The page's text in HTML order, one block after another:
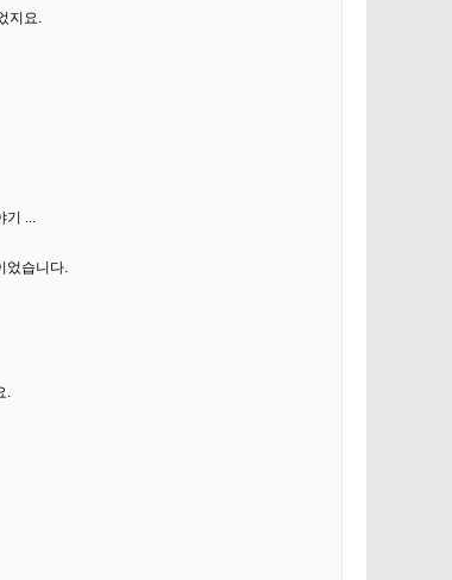
지요.
기 ...
었습니다.
.